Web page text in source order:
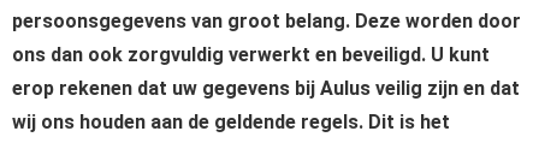
persoonsgegevens van groot belang. Deze worden door
ons dan ook zorgvuldig verwerkt en beveiligd. U kunt
erop rekenen dat uw gegevens bij Aulus veilig zijn en dat
wij ons houden aan de geldende regels. Dit is het